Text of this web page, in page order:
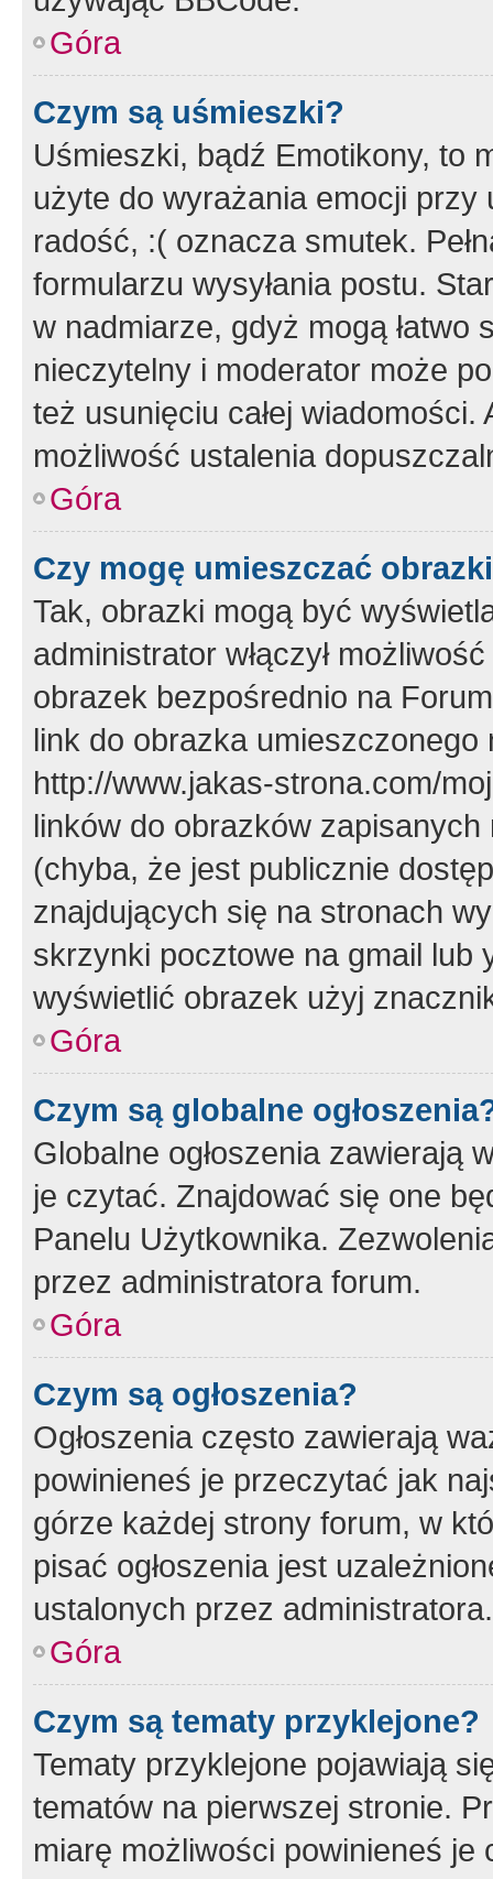
Góra
Czym są uśmieszki?
Uśmieszki, bądź Emotikony, to
użyte do wyrażania emocji
radość, :( oznacza smutek.
formularzu wysyłania postu.
w nadmiarze, gdyż mogą
nieczytelny i moderator może
też usunięciu całej
możliwość ustalenia
Góra
Czy mogę umieszczać
Tak, obrazki mogą być
administrator włączył
obrazek bezpośrednio na
link do obrazka
http://www.jakas-strona.com/
linków do obrazków
(chyba, że jest publicznie
znajdujących się na stronach
skrzynki pocztowe na gmail lub
wyświetlić obrazek użyj
Góra
Czym są globalne
Globalne ogłoszenia zawierają
je czytać. Znajdować się one
Panelu Użytkownika.
przez administratora forum.
Góra
Czym są ogłoszenia?
Ogłoszenia często zawierają
powinieneś je przeczytać jak
górze każdej strony forum, w
pisać ogłoszenia jest
ustalonych przez administratora.
Góra
Czym są tematy przyklejone?
Tematy przyklejone pojawiają
tematów na pierwszej stronie.
miarę możliwości powinieneś je